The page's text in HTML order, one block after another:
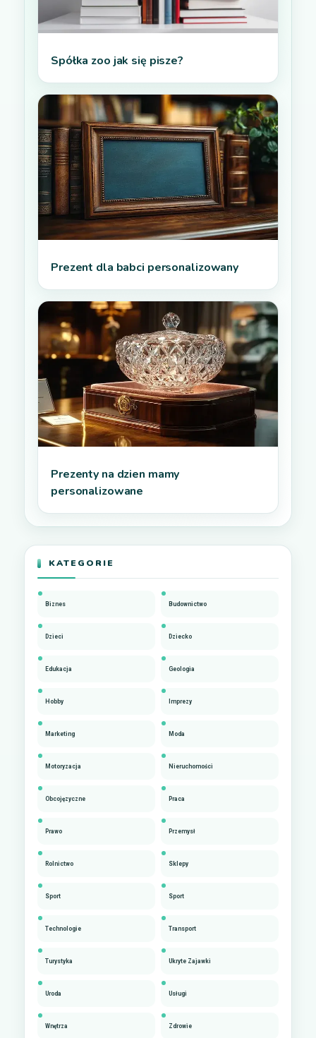
Spółka zoo jak się pisze?
Prezent dla babci personalizowany
Prezenty na dzien mamy
personalizowane
KATEGORIE
Biznes Budownictwo
Dzieci Dziecko
Edukacja Geologia
Hobby Imprezy
Marketing Moda
Motoryzacja Nieruchomości
Obcojęzyczne Praca
Prawo Przemysł
Rolnictwo Sklepy
Sport Sport
Technologie Transport
Turystyka Ukryte Zajawki
Uroda Usługi
Wnętrza Zdrowie